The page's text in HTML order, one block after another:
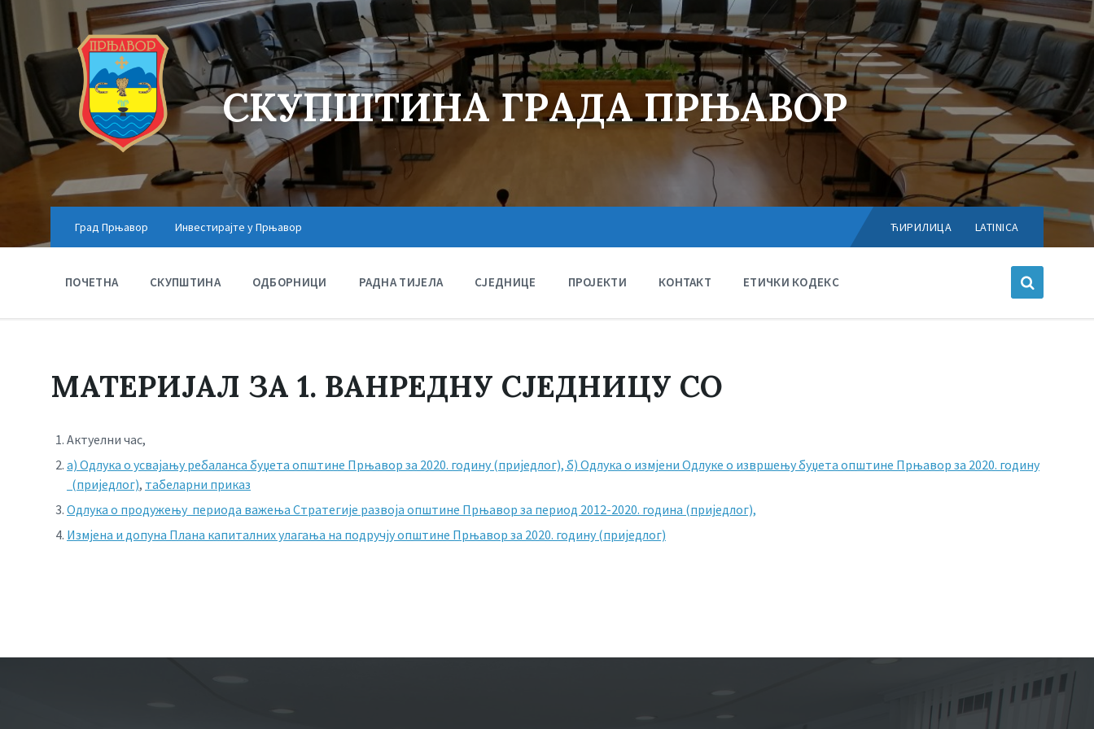
СКУПШТИНА ГРАДА ПРЊАВОР
Град Прњавор Инвестирајте у Прњавор
Choose
language:
ЋИРИЛИЦА LATINICA
ПОЧЕТНА СКУПШТИНА ОДБОРНИЦИ РАДНА ТИЈЕЛА СЈЕДНИЦЕ ПРОЈЕКТИ КОНТАКТ ЕТИЧКИ КОДЕКС
МАТЕРИЈАЛ ЗА 1. ВАНРЕДНУ СЈЕДНИЦУ СО
Актуелни час,
а) Одлука о усвајању ребаланса буџета општине Прњавор за 2020. годину (приједлог), б) Одлука о измјени Одлуке о извршењу буџета општине Прњавор за 2020. годину
(приједлог), табеларни приказ
Одлука о продужењу периода важења Стратегије развоја општине Прњавор за период 2012-2020. година (приједлог),
Измјена и допуна Плана капиталних улагања на подручју општине Прњавор за 2020. годину (приједлог)